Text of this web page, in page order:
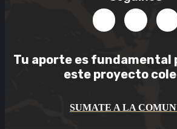
Tu aporte es fundamental
este proyecto
SUMATE A LA